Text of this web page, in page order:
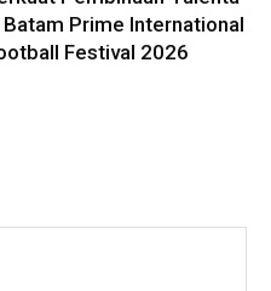
Prime International
Festival 2026